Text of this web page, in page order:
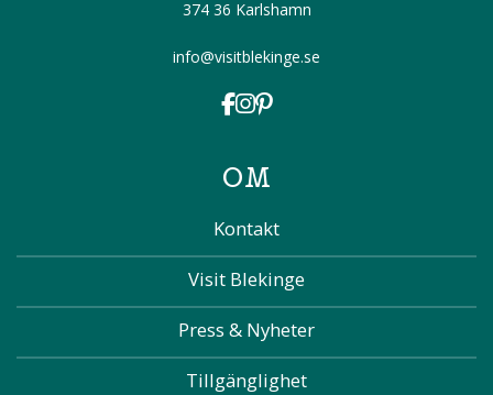
374 36 Karlshamn
info@visitblekinge.se
OM
Kontakt
Visit Blekinge
Press & Nyheter
Tillgänglighet